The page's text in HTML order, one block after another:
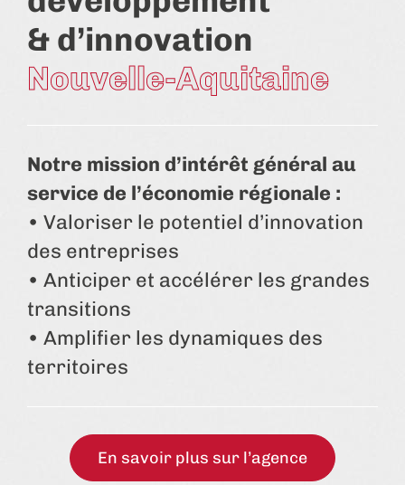
& d’innovation
Nouvelle-Aquitaine
Notre mission d’intérêt général au
service de l’économie régionale :
• Valoriser le potentiel d’innovation
des entreprises
• Anticiper et accélérer les grandes
transitions
• Amplifier les dynamiques des
territoires
En savoir plus sur l’agence